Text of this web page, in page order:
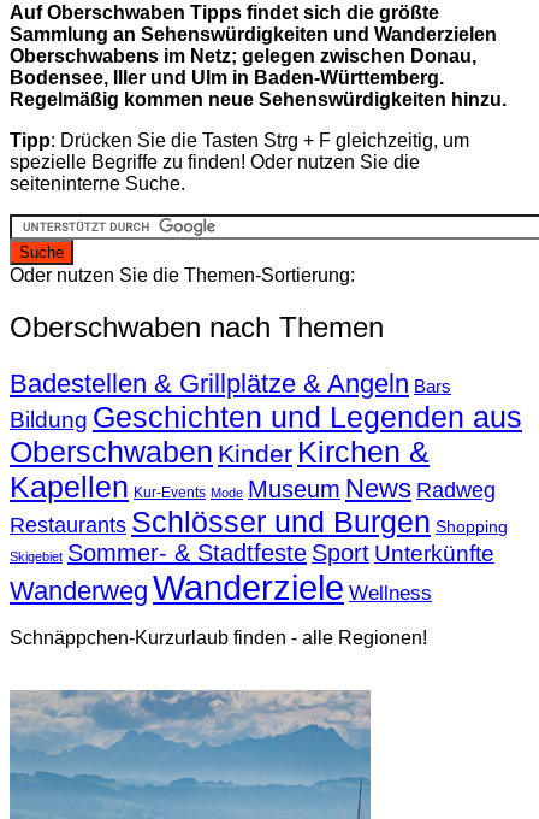
Auf Oberschwaben Tipps findet sich die größte
Sammlung an Sehenswürdigkeiten und Wanderzielen
Oberschwabens im Netz; gelegen zwischen Donau,
Bodensee, Iller und Ulm in Baden-Württemberg.
Regelmäßig kommen neue Sehenswürdigkeiten hinzu.
Tipp: Drücken Sie die Tasten Strg + F gleichzeitig, um
spezielle Begriffe zu finden! Oder nutzen Sie die
seiteninterne Suche.
Oder nutzen Sie die Themen-Sortierung:
Oberschwaben nach Themen
Badestellen & Grillplätze & Angeln Bars
Bildung Geschichten und Legenden aus
Oberschwaben Kinder Kirchen &
Kapellen Kur-Events Mode Museum News Radweg
Restaurants Schlösser und Burgen Shopping
Skigebiet Sommer- & Stadtfeste Sport Unterkünfte
Wanderweg Wanderziele Wellness
Schnäppchen-Kurzurlaub finden - alle Regionen!